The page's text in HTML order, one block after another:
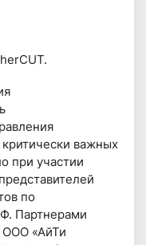
важных
при участии
по
Партнерами
ООО «АйТи